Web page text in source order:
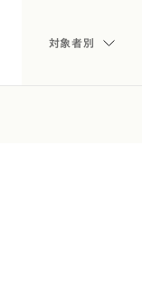
対象者別